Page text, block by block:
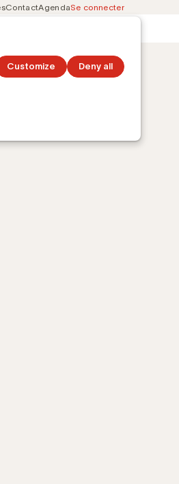
Customize Deny all
ContactAgendaSe connecter